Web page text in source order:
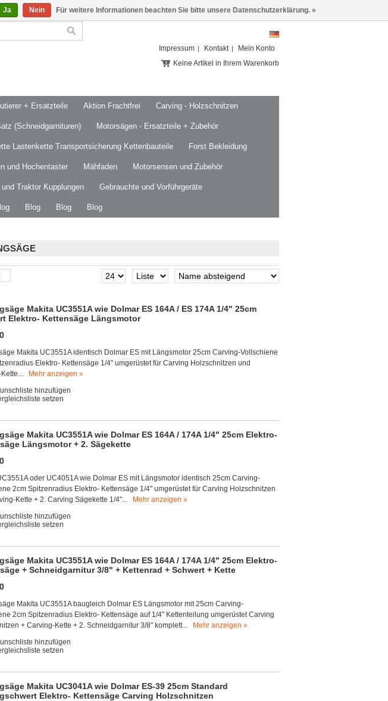
Impressum Kontakt
Mein Konto
Keine Artikel in Ihrem Warenkorb
+ Ersatzteile Aktion Frachtfrei Carving - Holzschnitzen
(Schneidgarnituren) Motorsägen - Ersatzteile + Zubehör
Lastenkette Transportsicherung Kettenbauteile Forst Bekleidung
und Hochentaster Mähfaden Motorsensen und Zubehör
Traktor Kupplungen Gebrauchte und Vorführgeräte
Blog Blog Blog
Makita UC3551A wie Dolmar ES 164A / ES 174A 1/4" 25cm
Elektro- Kettensäge Längsmotor
Makita UC3551A identisch Dolmar ES mit Längsmotor 25cm Carving-Vollschiene
Elektro- Kettensäge 1/4" umgerüstet für Carving Holzschnitzen und
Mehr anzeigen »
hinzufügen
setzen
Makita UC3551A wie Dolmar ES 164A / 174A 1/4" 25cm Elektro-
Längsmotor + 2. Sägekette
oder UC4051A wie Dolmar ES mit Längsmotor identisch 25cm Carving-
2cm Spitzenradius Elektro- Kettensäge 1/4" umgerüstet für Carving Holzschnitzen
Kette + 2. Carving Sägekette 1/4"...
Mehr anzeigen »
hinzufügen
setzen
Makita UC3551A wie Dolmar ES 164A / 174A 1/4" 25cm Elektro-
+ Schneidgarnitur 3/8" + Kettenrad + Schwert + Kette
Makita UC3551A baugleich Dolmar ES Längsmotor mit 25cm Carving-
2cm Spitzenradius Elektro- Kettensäge auf 1/4" Kettenteilung umgerüstet Carving
+ Carving-Kette + 2. Schneidgarnitur 3/8" komplett...
Mehr anzeigen »
hinzufügen
setzen
Makita UC3041A wie Dolmar ES-39 25cm Standard
Elektro- Kettensäge Carving Holzschnitzen
Ja Nein Für weitere Informationen beachten Sie bitte unsere Datenschutzerklärung. »